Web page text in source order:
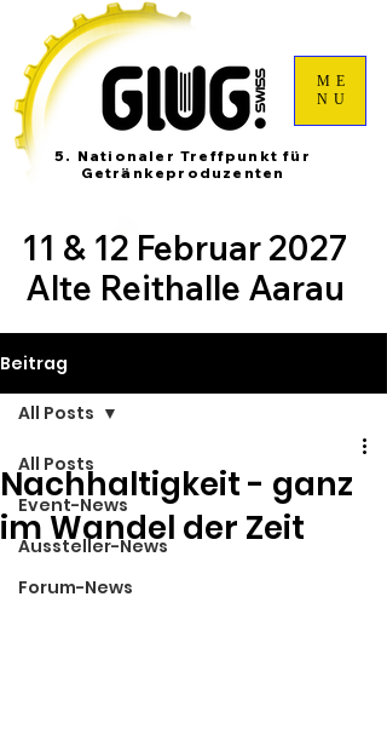
ME
NU
11 & 12 Februar 2027
Alte Reithalle Aarau
5. Nationaler Treffpunkt für
Getränkeproduzenten
Beitrag
All Posts
Event-News
Aussteller-News
Forum-News
All Posts
Nachhaltigkeit - ganz
im Wandel der Zeit